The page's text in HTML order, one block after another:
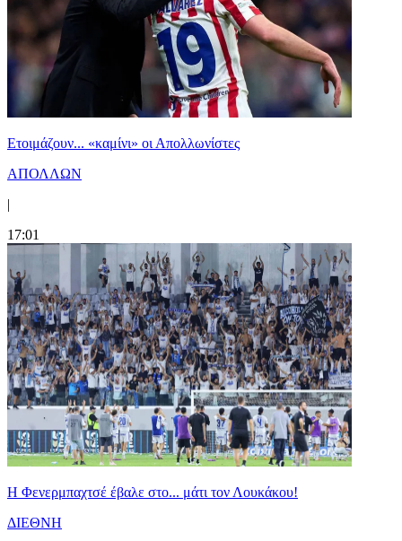
Ετοιμάζουν... «καμίνι» οι Απολλωνίστες
ΑΠΟΛΛΩΝ
|
17:01
Η Φενερμπαχτσέ έβαλε στο... μάτι τον Λουκάκου!
ΔΙΕΘΝΗ